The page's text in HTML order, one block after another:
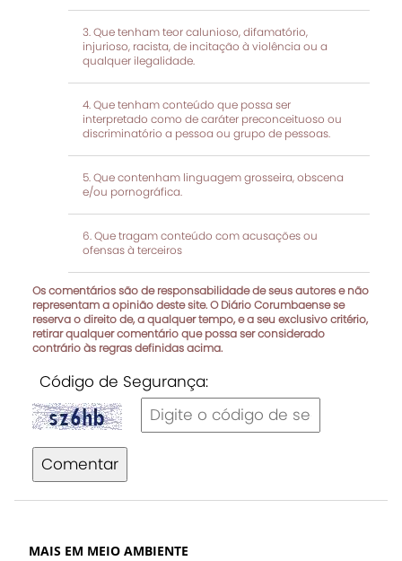
Que tenham teor calunioso, difamatório,
injurioso, racista, de incitação à violência ou a
qualquer ilegalidade.
Que tenham conteúdo que possa ser
interpretado como de caráter preconceituoso ou
discriminatório a pessoa ou grupo de pessoas.
Que contenham linguagem grosseira, obscena
e/ou pornográfica.
Que tragam conteúdo com acusações ou
ofensas à terceiros
Os comentários são de responsabilidade de seus autores e não
representam a opinião deste site. O Diário Corumbaense se
reserva o direito de, a qualquer tempo, e a seu exclusivo critério,
retirar qualquer comentário que possa ser considerado
contrário às regras definidas acima.
Código de Segurança:
Comentar
MAIS EM MEIO AMBIENTE